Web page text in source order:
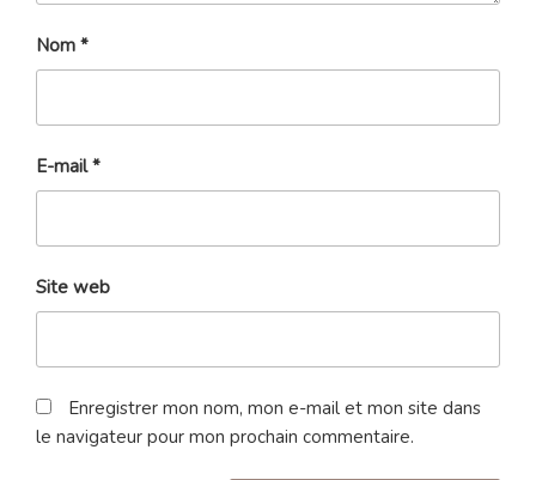
Nom *
E-mail*
Site web
Enregistrer mon nom, mon e-mail et mon site dans
le navigateur pour mon prochain commentaire.